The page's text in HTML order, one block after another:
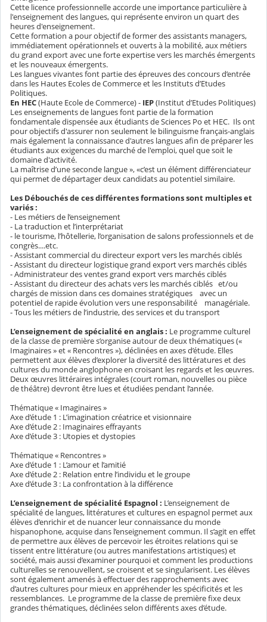
Cette licence professionnelle accorde une importance particulière à
l'enseignement des langues, qui représente environ un quart des
heures d'enseignement.
Cette formation a pour objectif de former des assistants managers,
immédiatement opérationnels et ouverts à la mobilité, aux métiers
du grand export avec une forte expertise vers les marchés émergents
et les nouveaux émergents.
Les langues vivantes font partie des épreuves des concours d’entrée
dans les Hautes Ecoles de Commerce et les Instituts d’Etudes
Politiques.
En HEC(Haute Ecole de Commerce) - IEP(Institut d’Etudes Politiques)
Les enseignements de langues font partie de la formation
fondamentale dispensée aux étudiants de Sciences Po et HEC. Ils ont
pour objectifs d'assurer non seulement le bilinguisme français-anglais
mais également la connaissance d'autres langues afin de préparer les
étudiants aux exigences du marché de l'emploi, quel que soit le
domaine d'activité.
La maîtrise d’une seconde langue », «c’est un élément différenciateur
qui permet de départager deux candidats au potentiel similaire.
Les Débouchés de ces différentes formations sont multiples et
variés :
- Les métiers de l’enseignement
- La traduction et l’interprétariat
- le tourisme, l’hôtellerie, l’organisation de salons professionnels et de
congrès....etc.
- Assistant commercial du directeur export vers les marchés ciblés
- Assistant du directeur logistique grand export vers marchés ciblés
- Administrateur des ventes grand export vers marchés ciblés
- Assistant du directeur des achats vers les marchés ciblés et/ou
chargés de mission dans ces domaines stratégiques avec un
potentiel de rapide évolution vers une responsabilité managériale.
- Tous les métiers de l’industrie, des services et du transport
L’enseignement de spécialité en anglais : Le programme culturel
de la classe de première s’organise autour de deux thématiques («
Imaginaires » et « Rencontres »), déclinées en axes d’étude. Elles
permettent aux élèves d’explorer la diversité des littératures et des
cultures du monde anglophone en croisant les regards et les œuvres.
Deux œuvres littéraires intégrales (court roman, nouvelles ou pièce
de théâtre) devront être lues et étudiées pendant l’année.
Thématique « Imaginaires »
Axe d’étude 1 : L’imagination créatrice et visionnaire
Axe d’étude 2 : Imaginaires effrayants
Axe d’étude 3 : Utopies et dystopies
Thématique « Rencontres »
Axe d’étude 1 : L’amour et l’amitié
Axe d’étude 2 : Relation entre l’individu et le groupe
Axe d’étude 3 : La confrontation à la différence
L’enseignement de spécialité Espagnol : L’enseignement de
spécialité de langues, littératures et cultures en espagnol permet aux
élèves d’enrichir et de nuancer leur connaissance du monde
hispanophone, acquise dans l’enseignement commun. Il s’agit en effet
de permettre aux élèves de percevoir les étroites relations qui se
tissent entre littérature (ou autres manifestations artistiques) et
société, mais aussi d’examiner pourquoi et comment les productions
culturelles se renouvellent, se croisent et se singularisent. Les élèves
sont également amenés à effectuer des rapprochements avec
d’autres cultures pour mieux en appréhender les spécificités et les
ressemblances. Le programme de la classe de première fixe deux
grandes thématiques, déclinées selon différents axes d’étude.